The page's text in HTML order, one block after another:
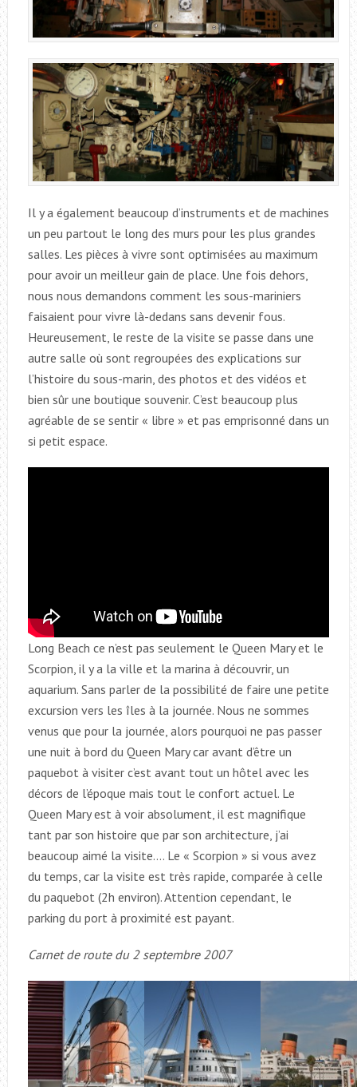
Il y a également beaucoup d’instruments et de machines
un peu partout le long des murs pour les plus grandes
salles. Les pièces à vivre sont optimisées au maximum
pour avoir un meilleur gain de place. Une fois dehors,
nous nous demandons comment les sous-mariniers
faisaient pour vivre là-dedans sans devenir fous.
Heureusement, le reste de la visite se passe dans une
autre salle où sont regroupées des explications sur
l’histoire du sous-marin, des photos et des vidéos et
bien sûr une boutique souvenir. C’est beaucoup plus
agréable de se sentir « libre » et pas emprisonné dans un
si petit espace.
Long Beach ce n’est pas seulement le Queen Mary et le
Scorpion, il y a la ville et la marina à découvrir, un
aquarium. Sans parler de la possibilité de faire une petite
excursion vers les îles à la journée. Nous ne sommes
venus que pour la journée, alors pourquoi ne pas passer
une nuit à bord du Queen Mary car avant d’être un
paquebot à visiter c’est avant tout un hôtel avec les
décors de l’époque mais tout le confort actuel. Le
Queen Mary est à voir absolument, il est magnifique
tant par son histoire que par son architecture, j’ai
beaucoup aimé la visite…. Le « Scorpion » si vous avez
du temps, car la visite est très rapide, comparée à celle
du paquebot (2h environ). Attention cependant, le
parking du port à proximité est payant.
Carnet de route du 2 septembre 2007